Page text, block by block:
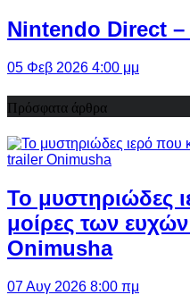
Nintendo Direct
05 Φεβ 2026 4:00 μμ
Πρόσφατα άρθρα
Το μυστηριώδες
μοίρες των
Onimusha
07 Αυγ 2026 8:00 πμ